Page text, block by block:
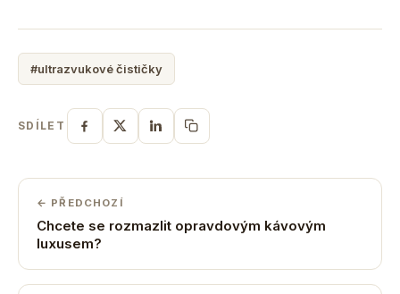
#ultrazvukové čističky
SDÍLET
← PŘEDCHOZÍ
Chcete se rozmazlit opravdovým kávovým
luxusem?